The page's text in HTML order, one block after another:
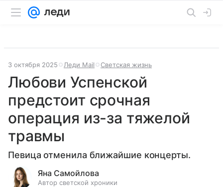
3 октября 2025 Леди Mail Светская жизнь
Любови Успенской
предстоит срочная
операция из-за тяжелой
травмы
Певица отменила ближайшие концерты.
Яна Самойлова
Автор светской хроники